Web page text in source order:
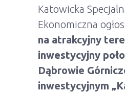
Katowicka
Ekonomiczna
na atrakcyjny
inwestycyjny
Dąbrowie
inwestycyjnym